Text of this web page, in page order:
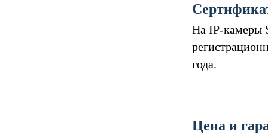
На IP-камеры
года.
Цена и